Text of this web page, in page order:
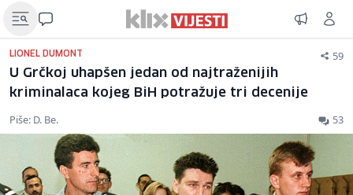
LIONEL DUMONT 59
U Grčkoj uhapšen jedan od najtraženijih
kriminalaca kojeg BiH potražuje tri decenije
Piše: D. Be. 53